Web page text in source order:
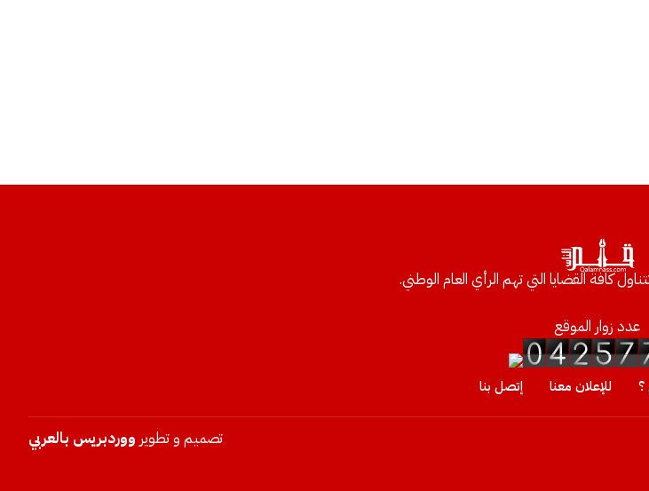
كافة القضايا التي تهم الرأي العام الوطني.
عدد زوار الموقع
للإعلان معنا إتصل بنا
تصميم و تطوير ووردبريس بالعربي